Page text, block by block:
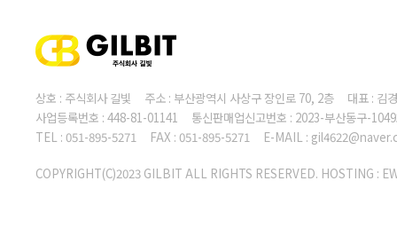
상호 : 주식회사 길빛 주소 : 부산광역시 사상구 장인로 70, 2층 대표 : 김
사업등록번호 : 448-81-01141 통신판매업신고번호 : 2023-부산동구-
TEL : 051-895-5271 FAX : 051-895-5271 E-MAIL :
COPYRIGHT(C)2023 GILBIT ALL RIGHTS RESERVED. HOSTING :